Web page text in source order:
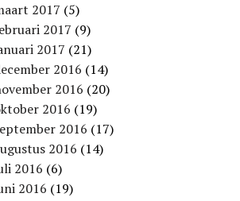
2017 (5)
2017 (9)
2017 (21)
2016 (14)
2016 (20)
2016 (19)
2016 (17)
2016 (14)
2016 (6)
2016 (19)